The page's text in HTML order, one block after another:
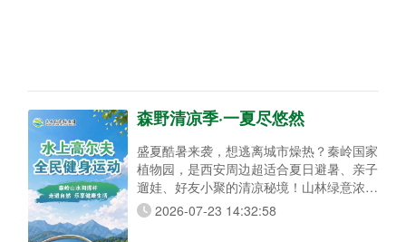
森野清凉季·一夏尽悠然
盛夏酷暑来袭，想逃离城市燥热？秦岭国家
植物园，是西安周边超适合夏日避暑、亲子
遛娃、好友小聚的清凉秘境！山林绿意浓
郁、溪水清凉宜人，集合水上高尔夫、亲水
戏水、树荫品茗、山野露营、云岭飞车多元
2026-07-23 14:32:58